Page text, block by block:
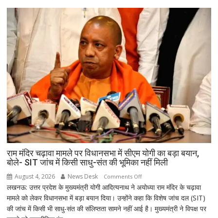
झारखंड
से
लेकर
महाराष्ट्र
और
पूर्वोत्तर
तक
आज
मूसलाधार
बारिश,
जानिए
दिल्ली
समेत
देशभर
का
राम मंदिर चढ़ावा मामले पर विधानसभा में सीएम योगी का बड़ा बयान,
बोले- SIT जांच में किसी साधु-संत की भूमिका नहीं मिली
August 4, 2026 News Desk Comments Offon
राम
मंदिर
चढ़ावा
लखनऊ: उत्तर प्रदेश के मुख्यमंत्री योगी आदित्यनाथ ने अयोध्या राम मंदिर के चढ़ावा
मामले को लेकर विधानसभा में बड़ा बयान दिया। उन्होंने कहा कि विशेष जांच दल (SIT)
की जांच में किसी भी साधु-संत की संलिप्तता सामने नहीं आई है। मुख्यमंत्री ने विपक्ष पर